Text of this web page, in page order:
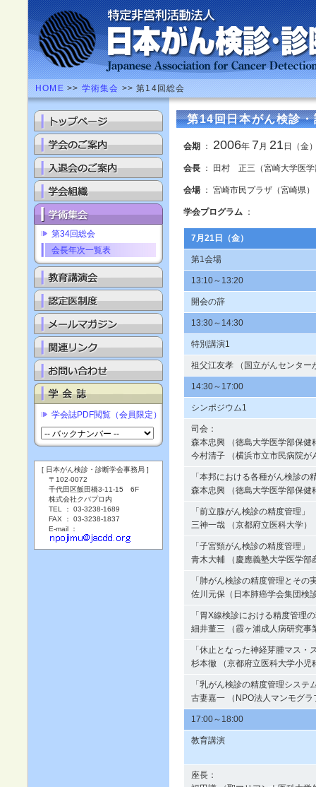
HOME >> 学術集会 >> 第14回総会
第34回総会
会長年次一覧表
学会誌PDF閲覧（会員限定）
[ 日本がん検診・診断学会事務局 ]
〒102-0072
千代田区飯田橋3-11-15 6F
株式会社クバプロ内
TEL ： 03-3238-1689
FAX ： 03-3238-1837
E-mail ：
第14回日本がん検診
会期 ： 2006年 7 月 21日（金
会長： 田村 正三（宮崎大学医
会場： 宮崎市民プラザ（宮崎県）
学会プログラム：
7月21日（金）
第1会場
13:10～13:20
開会の辞
13:30～14:30
特別講演1
祖父江友孝 （国立がんセンタ
14:30～17:00
シンポジウム1
司会：
森本忠興 （徳島大学医学部保健
今村清子 （横浜市立市民病院が
「本邦における各種がん検診の
森本忠興 （徳島大学医学部保健
「前立腺がん検診の精度管理」
三神一哉 （京都府立医科大学）
「子宮頸がん検診の精度管理」
青木大輔 （慶應義塾大学医学部
「肺がん検診の精度管理とその
佐川元保（日本肺癌学会集団検
「胃X線検診における精度管理
細井董三 （霞ヶ浦成人病研究事
「休止となった神経芽腫マス
杉本徹 （京都府立医科大学小児
「乳がん検診の精度管理システ
古妻嘉一 （NPO法人マンモグ
17:00～18:00
教育講演
座長：